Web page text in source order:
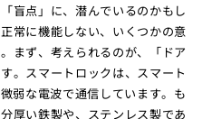
盲点」に、潜んでいるのかもし
常に機能しない、いくつかの意
まず、考えられるのが、「ドア
。スマートロックは、スマート
弱な電波で通信しています。も
厚い鉄製や、ステンレス製であ